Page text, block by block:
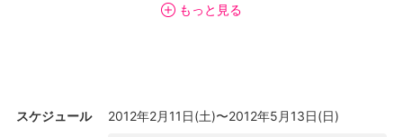
東京広尾に生まれた山口は群馬県桐生市で育ったのち、大学入学
はなき、慣れ親しんだ風景を、色鮮やかにたどることで故郷への
もっと見る
スケジュール 2012年2月11日(土)〜2012年5月13日(日)